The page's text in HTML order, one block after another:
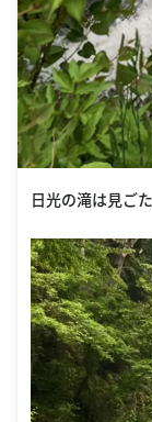
日光の滝は見ご